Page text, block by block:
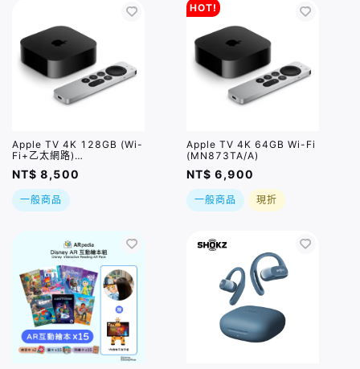
Apple TV 4K 128GB (Wi-
Fi+乙太網路)
(MN893TA/A)
NT$ 8,500
一般商品
HOT!
Apple TV 4K 64GB Wi-Fi
(MN873TA/A)
NT$ 6,900
一般商品 現折